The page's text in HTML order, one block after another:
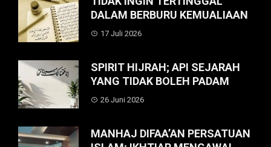
DALAM BERBURU KEMUALIAAN
17 Juli 2026
SPIRIT HIJRAH; API SEJARAH
YANG TIDAK BOLEH PADAM
26 Juni 2026
MANHAJ DIFAA’AN PERSATUAN